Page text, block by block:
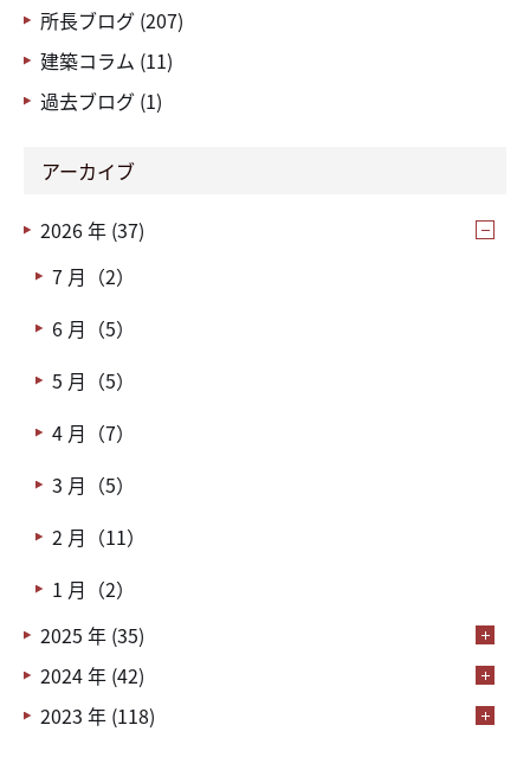
所長ブログ (207)
建築コラム (11)
過去ブログ (1)
アーカイブ
2026 年 (37)
7 月（2）
6 月（5）
5 月（5）
4 月（7）
3 月（5）
2 月（11）
1 月（2）
2025 年 (35)
2024 年 (42)
2023 年 (118)